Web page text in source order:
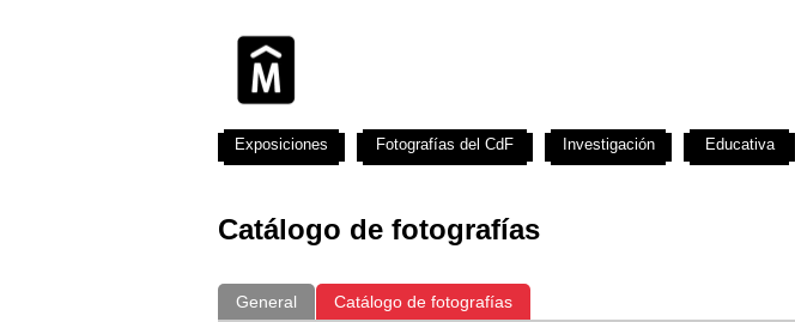
Catálogo de fotografías
General Catálogo de fotografías
Exposiciones Fotografías del CdF Investigación Educativa